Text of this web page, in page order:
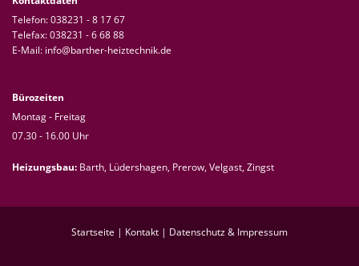
Telefon:038231 - 8 17 67
Telefax: 038231 - 6 68 88
E-Mail: info@barther-heiztechnik.de
Bürozeiten
Montag - Freitag
07.30 - 16.00 Uhr
Heizungsbau: Barth, Lüdershagen, Prerow,Velgast,Zingst
Startseite | Kontakt | Datenschutz & Impressum